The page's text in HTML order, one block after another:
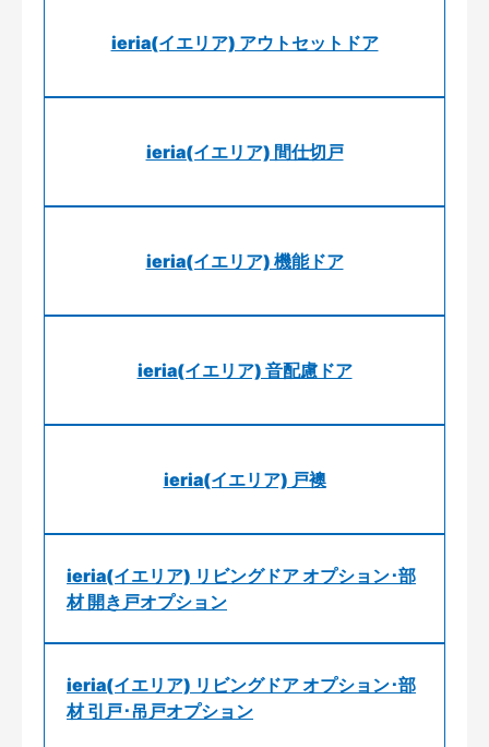
ieria(イエリア) アウトセットドア
ieria(イエリア) 間仕切戸
ieria(イエリア) 機能ドア
ieria(イエリア) 音配慮ドア
ieria(イエリア) 戸襖
ieria(イエリア) リビングドア オプション･部
材 開き戸オプション
ieria(イエリア) リビングドア オプション･部
材 引戸･吊戸オプション